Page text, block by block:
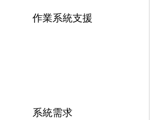
作業系統支援
系統需求